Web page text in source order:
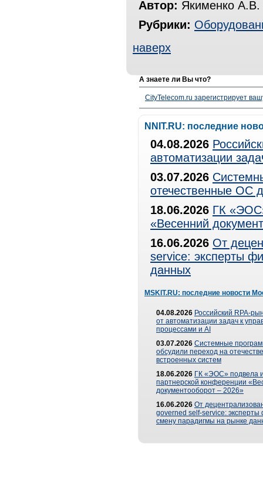
Автор: Якименко А.В.
Рубрики:
наверх
А знаете ли Вы что?
CityTelecom.ru зарегистрирует
NNIT.RU: последние
04.08.2026
автоматизации
03.07.2026
отечественные ОС
18.06.2026 ГК
«Весенний
16.06.2026 От
service: эксперты
данных
MSKIT.RU: последние новости
04.08.2026 Российский RPA-
от автоматизации задач к
процессами и AI
03.07.2026 Системные
обсудили переход на
встроенных систем
18.06.2026 ГК «ЭОС» подвела
партнерской конференции
документооборот – 2026»
16.06.2026 От
governed self-service: эксперты
смену парадигмы на рынке